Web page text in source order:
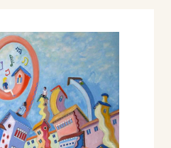
Emilia, agosto-
in Piazza Garibaldi,
Chiesa della Madonna
della fiera di